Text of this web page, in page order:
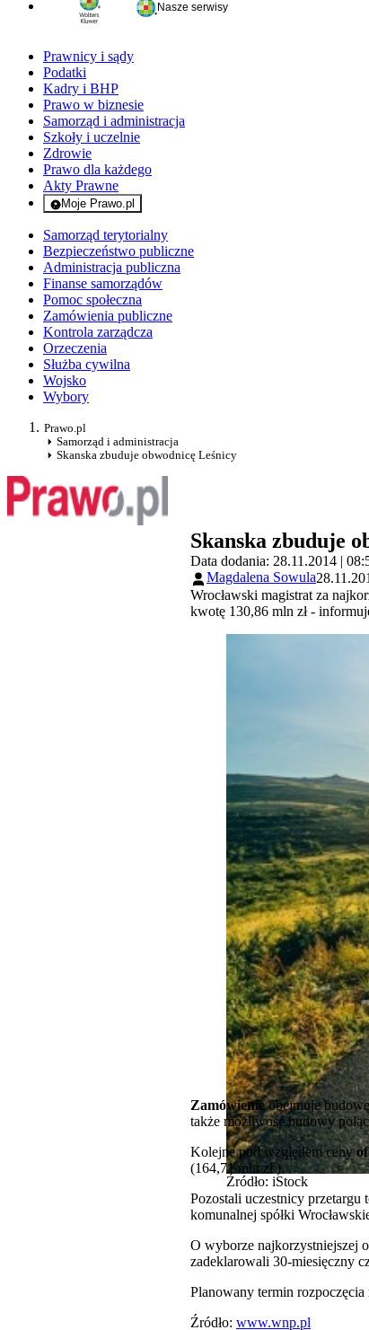
Nasze serwisy
Prawnicy i sądy
Podatki
Kadry i BHP
Prawo w biznesie
Samorząd i administracja
Szkoły i uczelnie
Zdrowie
Prawo dla każdego
Akty Prawne
Moje Prawo.pl
- rejestracja i logowanie do serwisu
Samorząd terytorialny
Bezpieczeństwo publiczne
Administracja publiczna
Finanse samorządów
Pomoc społeczna
Zamówienia publiczne
Kontrola zarządcza
Orzeczenia
Służba cywilna
Wojsko
Wybory
Prawo.pl
Samorząd i administracja
Skanska zbuduje obwodnicę Leśnicy
Skanska zbuduje
Data dodania: 28.11.2014 |
Magdalena Sowula
Wrocławski magistrat za
kwotę 130,86 mln zł -
Źródło: iStock
Zamówienieobejmuje
także możliwość budowy
Kolejne pod względem ceny
(164,71 mln zł ).
Pozostali uczestnicy przetargu
komunalnej spółki
O wyborze najkorzystniejszej
zadeklarowali 30-miesięczny
Planowany termin rozpoczęcia
Źródło: www.wnp.pl